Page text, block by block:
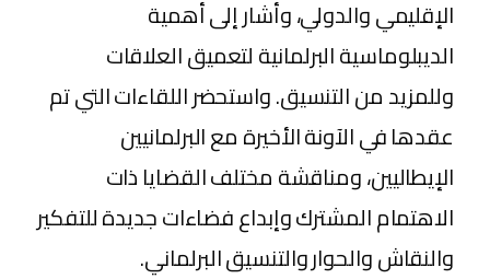
الإقليمي والدولي، وأشار إلى أهمية
الديبلوماسية البرلمانية لتعميق العلاقات
وللمزيد من التنسيق. واستحضر اللقاءات التي تم
عقدها في الآونة الأخيرة مع البرلمانيين
الإيطاليين، ومناقشة مختلف القضايا ذات
الاهتمام المشترك وإبداع فضاءات جديدة للتفكير
والنقاش والحوار والتنسيق البرلماني.